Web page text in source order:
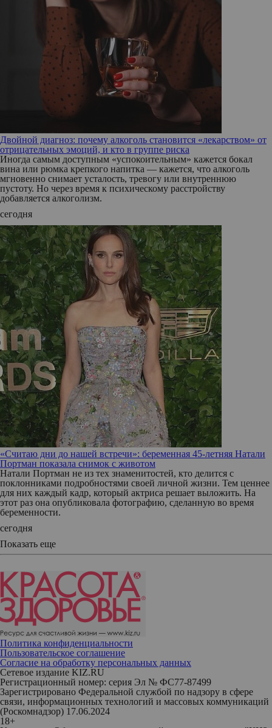
Двойной диагноз: почему алкоголь становится «лекарством» от
отрицательных эмоций, и кто в группе риска
Иногда самым доступным «успокоительным» кажется бокал
вина или рюмка крепкого напитка — кажется, что алкоголь
мгновенно снимает усталость, тревогу или внутреннюю
пустоту. Но через время к психическому расстройству
добавляется алкоголизм.
сегодня
«Считаю дни до нашей встречи»: беременная 45-летняя Натали
Портман показала снимок с животом
Натали Портман не из тех знаменитостей, кто делится с
поклонниками подробностями своей личной жизни. Тем ценнее
для них каждый кадр, который актриса решает выложить. На
этот раз она опубликовала фотографию, сделанную во время
беременности.
сегодня
Показать еще
Политика конфиденциальности
Пользовательское соглашение
Согласие на обработку персональных данных
Сетевое издание KIZ.RU
Регистрационный номер: серия Эл № ФС77-87499
Зарегистрировано Федеральной службой по надзору в сфере
связи, информационных технологий и массовых коммуникаций
(Роскомнадзор) 17.06.2024
18+